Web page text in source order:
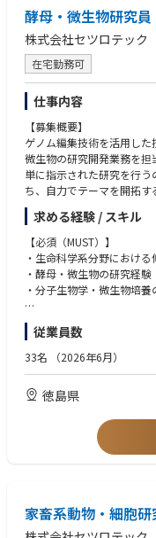
酵母・微生物研究員
株式会社セツロテック
在宅勤務可
仕事内容
【募集概要】
ゲノム編集技術を活用した
微生物の研究開発業務を担
単に指示された研究を行
ち、自力でテーマを開拓
います。
【所属部署のミッション】
当社の注力事業である
ゲノム編集技術を活用した
模・業種にとらわれない様
そのため、単なる受託開
しながら、実研究によって
【業務内容例】（ご知見
・ゲノム編集技術を活用
・自ら研究テーマを掲げ
■事業・プロジェクト管理
・コスト意識を持ち、ク
求める経験 / スキル
【必須（MUST）】
・生命科学系分野におけ
・酵母・微生物の研究経験
・分子生物学・微生物培
【歓迎（WANT）】
・博士号取得者
・英語力（論文読解、実務
・ビジネス視点（コスト
【求める人物像】
・自立志向で業務を進め
・進捗や変化に臨機応変に
れる方
・環境に左右されず自ら課
従業員数
33名 （2026年6月）
徳島県
家畜系動物・細胞研